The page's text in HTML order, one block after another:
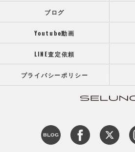
ブログ
Youtube動画
LINE査定依頼
プライバシーポリシー